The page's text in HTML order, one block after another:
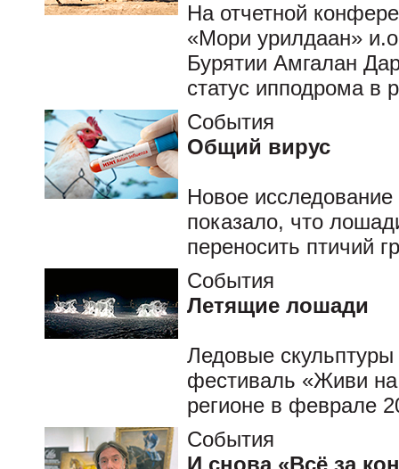
На отчетной
«Мори урилдаан»
Бурятии Амгалан
статус ипподрома в
События
Общий вирус
Новое
показало, что
переносить птичий
События
Летящие лошади
Ледовые
фестиваль «Живи на
регионе в феврале
События
И снова «Всё за